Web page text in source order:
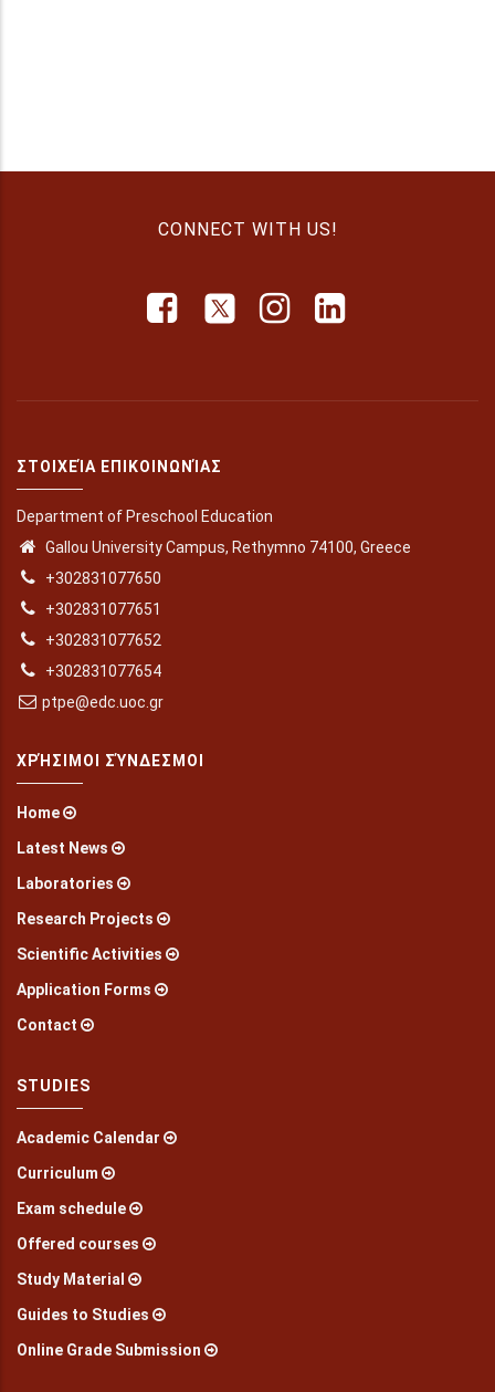
CONNECT WITH US!
ΣΤΟΙΧΕΊΑ ΕΠΙΚΟΙΝΩΝΊΑΣ
Department of Preschool Education
Gallou University Campus, Rethymno 74100, Greece
+302831077650
+302831077651
+302831077652
+302831077654
ptpe@edc.uoc.gr
ΧΡΉΣΙΜΟΙ ΣΎΝΔΕΣΜΟΙ
Home
Latest News
Laboratories
Research Projects
Scientific Activities
Application Forms
Contact
STUDIES
Academic Calendar
Curriculum
Exam schedule
Offered courses
Study Material
Guides to Studies
Online Grade Submission